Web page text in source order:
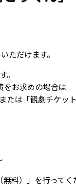
ただけます。
。
をお求めの場合は
たは「観劇チケッ
料）」を行って